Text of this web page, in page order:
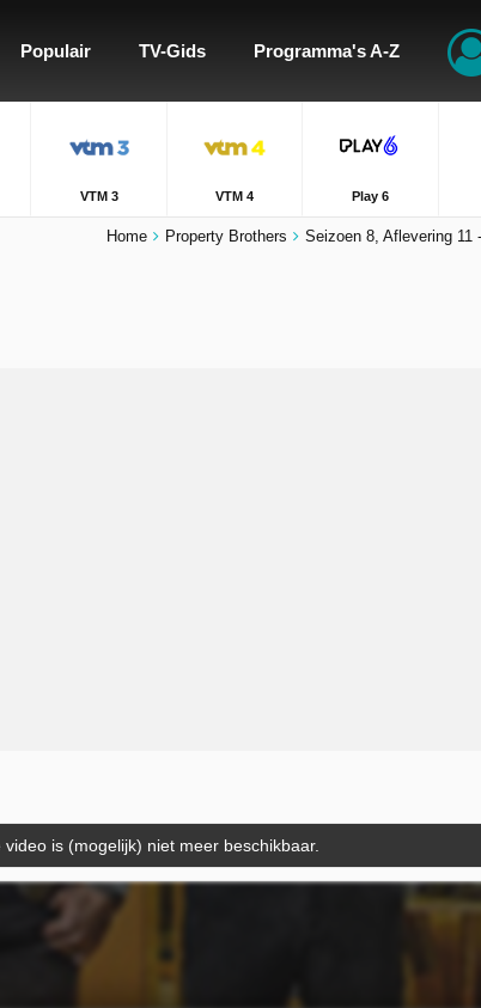
Populair TV-Gids Programma's A-Z
VTM 3 VTM 4 Play 6
Home Property Brothers Seizoen 8, Aflevering 11
is (mogelijk) niet meer beschikbaar.